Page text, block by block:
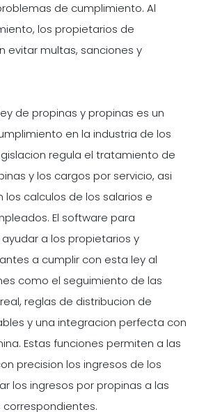
de cumplimiento. Al
los propietarios de
evitar multas, sanciones y
de propinas y propinas es un
en la industria de los
regula el tratamiento de
y los cargos por servicio, asi
los calculos de los salarios e
El software para
a los propietarios y
a cumplir con esta ley al
como el seguimiento de las
reglas de distribucion de
y una integracion perfecta con
Estas funciones permiten a las
precision los ingresos de los
los ingresos por propinas a las